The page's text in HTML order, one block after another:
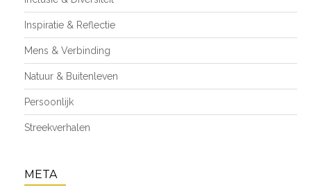
Inspiratie & Reflectie
Mens & Verbinding
Natuur & Buitenleven
Persoonlijk
Streekverhalen
META